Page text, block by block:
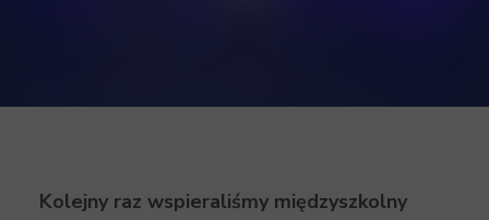
Kolejny raz wspieraliśmy międzyszkolny